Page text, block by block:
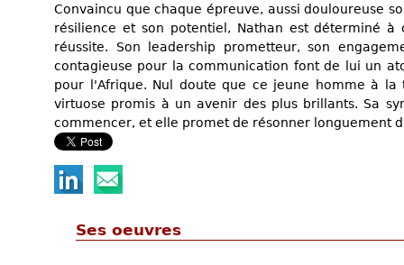
Convaincu que chaque épreuve, aussi douloureuse
résilience et son potentiel, Nathan est déterminé à
réussite. Son leadership prometteur, son
contagieuse pour la communication font de lui un
pour l'Afrique. Nul doute que ce jeune homme à
virtuose promis à un avenir des plus brillants. Sa
commencer, et elle promet de résonner longuement
Ses oeuvres